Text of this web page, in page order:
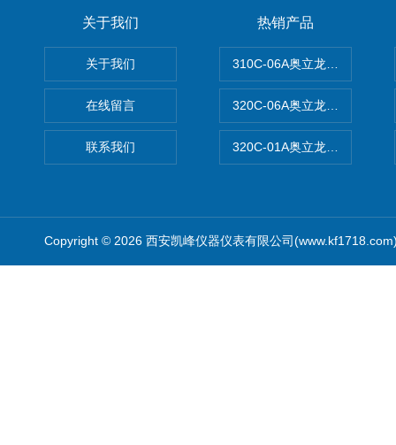
关于我们
关于我们
在线留言
联系我们
热销产品
310C-06A奥立龙实验室台式
320C-06A奥立龙实验室便携
320C-01A奥立龙实验室便携
Copyright © 2026 西安凯峰仪器仪表有限公司